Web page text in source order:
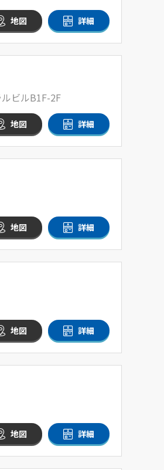
地図 詳細
ビルB1F-2F
地図 詳細
地図 詳細
地図 詳細
地図 詳細